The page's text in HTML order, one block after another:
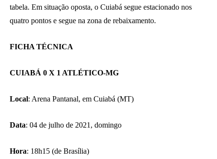
tabela. Em situação oposta, o Cuiabá segue estacionado nos
quatro pontos e segue na zona de rebaixamento.
FICHA TÉCNICA
CUIABÁ 0 X 1 ATLÉTICO-MG
Local: Arena Pantanal, em Cuiabá (MT)
Data: 04 de julho de 2021, domingo
Hora: 18h15 (de Brasília)